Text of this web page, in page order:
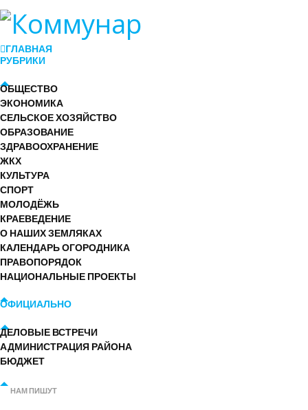
ГЛАВНАЯ
РУБРИКИ
ОБЩЕСТВО
ЭКОНОМИКА
СЕЛЬСКОЕ ХОЗЯЙСТВО
ОБРАЗОВАНИЕ
ЗДРАВООХРАНЕНИЕ
ЖКХ
КУЛЬТУРА
СПОРТ
МОЛОДЁЖЬ
КРАЕВЕДЕНИЕ
О НАШИХ ЗЕМЛЯКАХ
КАЛЕНДАРЬ ОГОРОДНИКА
ПРАВОПОРЯДОК
НАЦИОНАЛЬНЫЕ ПРОЕКТЫ
ОФИЦИАЛЬНО
ДЕЛОВЫЕ ВСТРЕЧИ
АДМИНИСТРАЦИЯ РАЙОНА
БЮДЖЕТ
НАМ ПИШУТ